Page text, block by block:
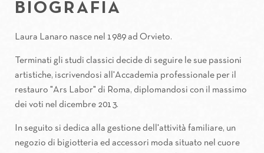
BIOGRAFIA
Laura Lanaro nasce nel 1989 ad Orvieto.
Terminati gli studi classici decide di seguire le sue passioni
artistiche, iscrivendosi all'Accademia professionale per il
restauro "Ars Labor" di Roma, diplomandosi con il massimo
dei voti nel dicembre 2013.
In seguito si dedica alla gestione dell'attività familiare, un
negozio di bigiotteria ed accessori moda situato nel cuore